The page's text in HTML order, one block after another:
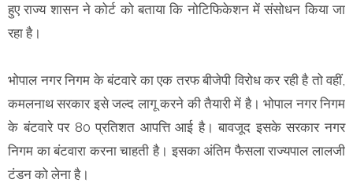
हुए राज्य शासन ने कोर्ट को बताया कि नोटिफिकेशन में संसोधन किया जा
रहा है।
भोपाल नगर निगम के बंटवारे का एक तरफ बीजेपी विरोध कर रही है तो वहीं,
कमलनाथ सरकार इसे जल्द लागू करने की तैयारी में है। भोपाल नगर निगम
के बंटवारे पर 80 प्रतिशत आपत्ति आई है। बावजूद इसके सरकार नगर
निगम का बंटवारा करना चाहती है। इसका अंतिम फैसला राज्यपाल लालजी
टंडन को लेना है।